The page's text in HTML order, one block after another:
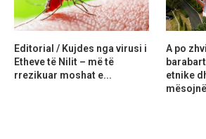
Editorial / Kujdes nga virusi i
Etheve të Nilit – më të
rrezikuar moshat e...
A po
etnike